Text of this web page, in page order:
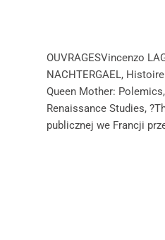
OUVRAGESVincenzo
NACHTERGAEL,
Queen Mother:
Renaissance Studies,
publicznej we Francji